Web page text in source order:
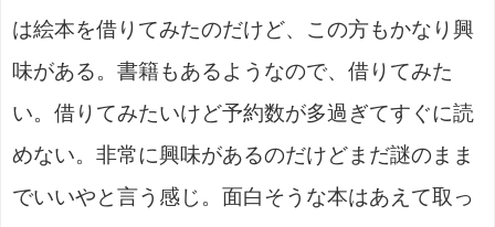
は絵本を借りてみたのだけど、この方もかなり興
味がある。書籍もあるようなので、借りてみた
い。借りてみたいけど予約数が多過ぎてすぐに読
めない。非常に興味があるのだけどまだ謎のまま
でいいやと言う感じ。面白そうな本はあえて取っ